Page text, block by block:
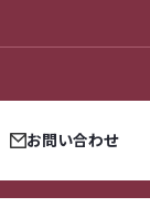
お問い合わせ